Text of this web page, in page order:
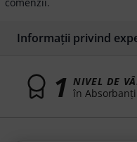
comenzii.
Informații privind
1 NIVEL DE
în